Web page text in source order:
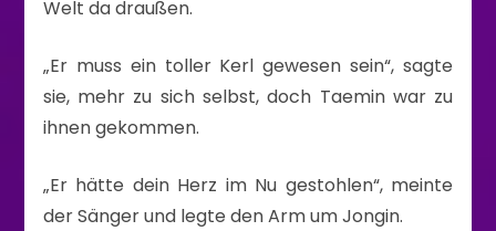
Welt da draußen.
„Er muss ein toller Kerl gewesen sein“, sagte
sie, mehr zu sich selbst, doch Taemin war zu
ihnen gekommen.
„Er hätte dein Herz im Nu gestohlen“, meinte
der Sänger und legte den Arm um Jongin.